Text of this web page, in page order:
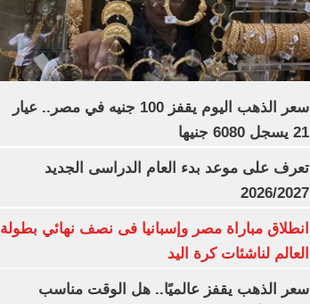
سعر الذهب اليوم يقفز 100 جنيه في مصر.. عيار
21 يسجل 6080 جنيها
تعرف على موعد بدء العام الدراسى الجديد
2026/2027
انطلاق مباراة مصر وإسبانيا فى نصف نهائي بطولة
العالم لناشئات كرة اليد
سعر الذهب يقفز عالميًا.. هل الوقت مناسب